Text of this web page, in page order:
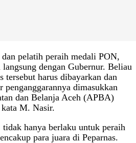
pelatih peraih medali PON,
dengan Gubernur. Beliau
tersebut harus dibayarkan dan
penganggarannya dimasukkan
dan Belanja Aceh (APBA)
kata M. Nasir.
hanya berlaku untuk peraih
para juara di Peparnas.